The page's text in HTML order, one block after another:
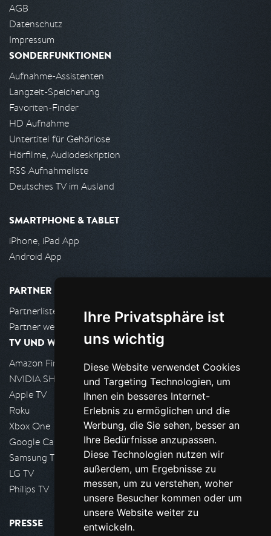
Ihre Privatsphäre ist
uns wichtig
Diese Website verwendet Cookies
und Targeting Technologien, um
Ihnen ein besseres Internet-
Erlebnis zu ermöglichen und die
Werbung, die Sie sehen, besser an
Ihre Bedürfnisse anzupassen.
Diese Technologien nutzen wir
außerdem, um Ergebnisse zu
messen, um zu verstehen, woher
unsere Besucher kommen oder um
unsere Website weiter zu
entwickeln.
AGB
Datenschutz
Impressum
SONDERFUNKTIONEN
Aufnahme-Assistenten
Langzeit-Speicherung
Favoriten-Finder
HD Aufnahme
Untertitel für Gehörlose
Hörfilme, Audiodeskription
RSS Aufnahmeliste
Deutsches TV im Ausland
SMARTPHONE & TABLET
iPhone, iPad App
Android App
PARTNER
Partnerliste
Partner werden
TV UND WOHNZIMMER
Amazon FireTV
NVIDIA SHIELD, Google TV
Apple TV
Roku
Xbox One
Google Cast
Samsung TV
LG TV
Philips TV
PRESSE